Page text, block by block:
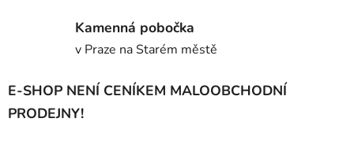
Kamenná pobočka
v Praze na Starém městě
E-SHOP NENÍ CENÍKEM MALOOBCHODNÍ
PRODEJNY!